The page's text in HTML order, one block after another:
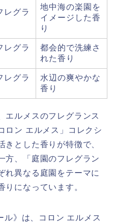
レグラ
地中海の楽園を
イメージした香
り
レグラ
都会的で洗練さ
れた香り
レグラ
水辺の爽やかな
香り
エルメスのフレグランス
ロン エルメス」コレクシ
きとした香りが特徴で、
方、「庭園のフレグラン
れ異なる庭園をテーマに
りになっています。
ル》は、コロン エルメス